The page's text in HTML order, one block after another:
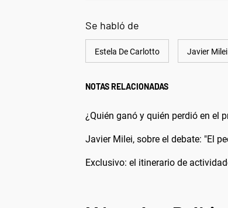
Se habló de
Estela De Carlotto Javier Milei
NOTAS RELACIONADAS
¿Quién ganó y quién perdió en el
Javier Milei, sobre el debate: "El
Exclusivo: el itinerario de